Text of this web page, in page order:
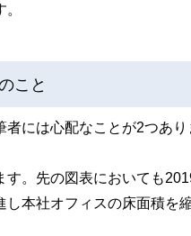
こと
には心配なことが2つあり
す。先の図表においても
し本社オフィスの床面積